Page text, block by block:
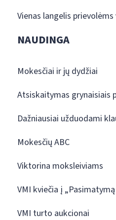
Vienas langelis
NAUDINGA
Mokesčiai ir jų dydžiai
Atsiskaitymas grynaisiais
Dažniausiai užduodami
Mokesčių ABC
Viktorina moksleiviams
VMI kviečia į
VMI turto aukcionai